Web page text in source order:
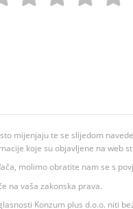
mijenjaju te se slijedom
koje su objavljene na web
molimo obratite nam se s
na vaša zakonska prava.
Konzum plus d.o.o. niti